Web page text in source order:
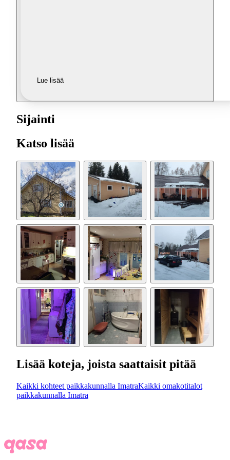
Lue lisää
Sijainti
Katso lisää
Lisää koteja, joista saattaisit pitää
Kaikki kohteet paikkakunnalla ImatraKaikki omakotitalot
paikkakunnalla Imatra